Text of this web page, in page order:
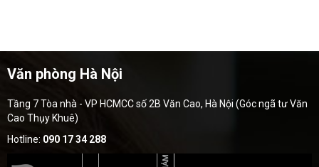
Văn phòng Hà Nội
Tầng 7 Tòa nhà - VP HCMCC số 2B Văn Cao, Hà Nội (Góc ngã tư Văn
Cao Thụy Khuê)
Hotline: 090 17 34 288